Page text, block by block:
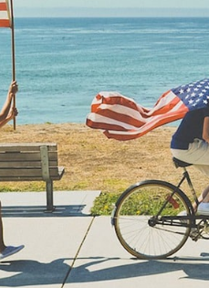
English